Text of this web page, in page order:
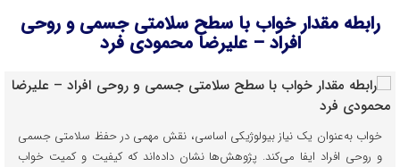
رابطه مقدار خواب با سطح سلامتی جسمی و روحی
افراد – علیرضا محمودی فرد
خواب به‌عنوان یک نیاز بیولوژیکی اساسی، نقش مهمی در حفظ سلامتی جسمی
و روحی افراد ایفا می‌کند. پژوهش‌ها نشان داده‌اند که کیفیت و کمیت خواب